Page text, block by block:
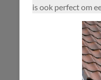
is ook perfect om